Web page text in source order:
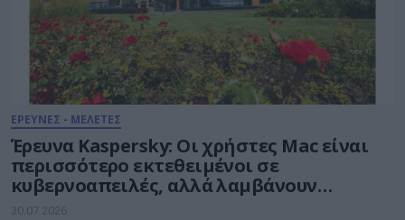
ΕΡΕΥΝΕΣ - ΜΕΛΕΤΕΣ
Έρευνα Kaspersky: Οι χρήστες Mac είναι
περισσότερο εκτεθειμένοι σε
κυβερνοαπειλές, αλλά λαμβάνουν
λιγότερα μέτρα προστασίας
30.07.2026